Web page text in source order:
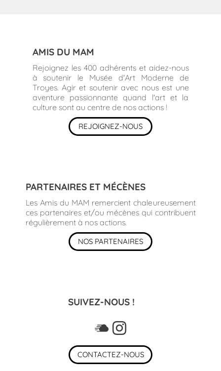
AMIS DU MAM
Rejoignez les 400 adhérents et aidez-nous
à soutenir le Musée d'Art Moderne de
Troyes. Agir et soutenir avec nous est une
aventure passionnante quand l'art et la
culture sont au centre de nos actions !
REJOIGNEZ-NOUS
PARTENAIRES ET MÉCÈNES
Les Amis du MAM remercient chaleureusement
ces partenaires et/ou mécènes qui contribuent
régulièrement à nos actions.
NOS PARTENAIRES
SUIVEZ-NOUS !
CONTACTEZ-NOUS